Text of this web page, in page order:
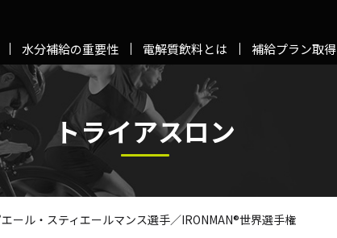
水分補給の重要性 電解質飲料とは 補給プラン取得
トライアスロン
エール・スティエールマンス選手／IRONMAN®世界選手権